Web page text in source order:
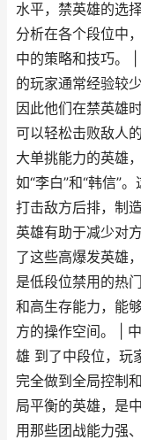
水平，禁英雄的选
分析在各个段位中
中的策略和技巧。
的玩家通常经验较
因此他们在禁英雄
可以轻松击败敌人
大单挑能力的英雄
如“李白”和“韩信”
打击敌方后排，制
英雄有助于减少对
了这些高爆发英雄
是低段位禁用的热
和高生存能力，能
方的操作空间。 |
雄 到了中段位，玩
完全做到全局控制
局平衡的英雄，是
用那些团战能力强